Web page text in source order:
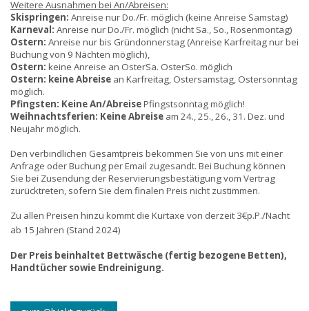
Weitere Ausnahmen bei An/Abreisen:
Skispringen: Anreise nur Do./Fr. möglich (keine Anreise Samstag)
Karneval: Anreise nur Do./Fr. möglich (nicht Sa., So., Rosenmontag)
Ostern: Anreise nur bis Gründonnerstag (Anreise Karfreitag nur bei
Buchung von 9 Nächten möglich),
Ostern: keine Anreise an OsterSa. OsterSo. möglich
Ostern: keine Abreise an Karfreitag, Ostersamstag, Ostersonntag
möglich.
Pfingsten: Keine An/AbreisePfingstsonntag möglich!
Weihnachtsferien: Keine Abreise am 24., 25., 26., 31. Dez. und
Neujahr möglich.
Den verbindlichen Gesamtpreis bekommen Sie von uns mit einer
Anfrage oder Buchung per Email zugesandt. Bei Buchung können
Sie bei Zusendung der Reservierungsbestätigung vom Vertrag
zurücktreten, sofern Sie dem finalen Preis nicht zustimmen.
Zu allen Preisen hinzu kommt die Kurtaxe von derzeit 3€p.P./Nacht
ab 15 Jahren (Stand 2024)
Der Preis beinhaltet Bettwäsche (fertig bezogene Betten),
Handtücher sowie Endreinigung.